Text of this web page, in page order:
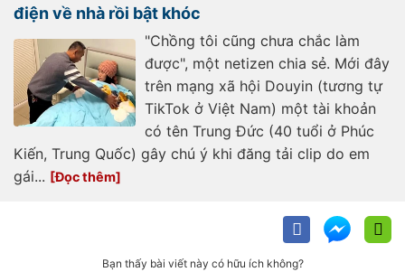
điện về nhà rồi bật khóc
"Chồng tôi cũng chưa chắc làm
được", một netizen chia sẻ. Mới đây
trên mạng xã hội Douyin (tương tự
TikTok ở Việt Nam) một tài khoản
có tên Trung Đức (40 tuổi ở Phúc
Kiến, Trung Quốc) gây chú ý khi đăng tải clip do em
gái...
Bạn thấy bài viết này có hữu ích không?